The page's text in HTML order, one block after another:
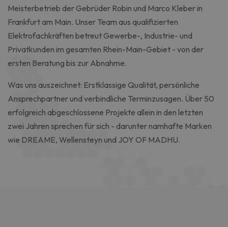
Meisterbetrieb der Gebrüder Robin und Marco Kleber in
Frankfurt am Main. Unser Team aus qualifizierten
Elektrofachkräften betreut Gewerbe-, Industrie- und
Privatkunden im gesamten Rhein-Main-Gebiet - von der
ersten Beratung bis zur Abnahme.
Was uns auszeichnet: Erstklassige Qualität, persönliche
Ansprechpartner und verbindliche Terminzusagen. Über 50
erfolgreich abgeschlossene Projekte allein in den letzten
zwei Jahren sprechen für sich - darunter namhafte Marken
wie DREAME, Wellensteyn und JOY OF MADHU.